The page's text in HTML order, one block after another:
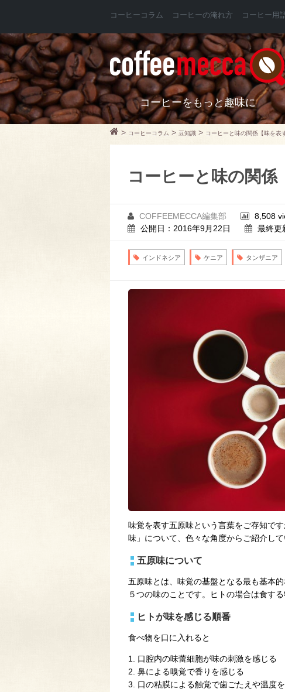
コーヒーコラム コーヒーの淹れ方 コーヒー用
コーヒーをもっと趣味に
> コーヒーコラム > 豆知識 > コーヒーと味の関係【味を表
コーヒーと味の関係
COFFEEMECCA編集部
8,508
公開日：2016年9月22日
最終更
インドネシア ケニア タンザニア
味覚を表す五原味という言葉をご存知で
味」について、色々な角度からご紹介して
五原味について
五原味とは、味覚の基盤となる最も基本
５つの味のことです。ヒトの場合は食す
ヒトが味を感じる順番
食べ物を口に入れると
1. 口腔内の味蕾細胞が味の刺激を感じる
2. 鼻による嗅覚で香りを感じる
3. 口の粘膜による触覚で歯ごたえや温度